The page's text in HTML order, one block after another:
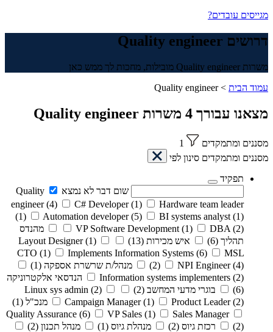
מגייסים עובדים?
דרושים Quality engineer
משרות Quality engineer מובילות, מחכות לך ממש כאן
עמוד הבית >
Quality engineer
מצאנו עבורך 4 משרות Quality engineer
מסננים ומתמקדים
1
מסננים ומתמקדים סינון לפי
תפקיד
שום דבר לא נמצא
Quality
engineer (4) C# Developer (1)
Hardware team leader
(1)
Automation developer (5) BI systems analyst (1)
VP Software Development (1) DBA (2)
מהנדס
תהליך (6) איש מכירות (13)
Layout Designer (1)
CTO (1) Implements Information Systems (6)
MSL
(2)
NPI Engineer (4) מנהל/ת שרשרת אספקה (1)
Information systems implementers (2)
הנדסאי אלקטרוניקה
(6)
בוגרי מדעי המחשב (2)
Linux sys admin (2)
Campaign Manager (1) Product Leader (2) מנכ"ל (1)
Quality Assurance (6) VP Sales (1)
Sales Manager
(2)
רכזת גיוס (2) מנהלת גיוס (1) מנהל תכנון (2)